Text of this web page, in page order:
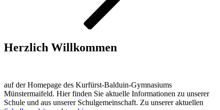
Herzlich Willkommen
auf der Homepage des Kurfürst-Balduin-Gymnasiums
Münstermaifeld. Hier finden Sie aktuelle Informationen zu unserer
Schule und aus unserer Schulgemeinschaft. Zu unserer aktuellen